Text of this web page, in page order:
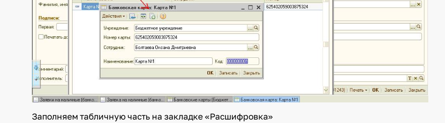
Заполняем табличную часть на закладке «Расшифровка»